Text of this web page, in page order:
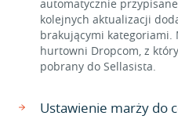
automatycznie
kolejnych aktualizacji
brakującymi kategoriami.
hurtowni Dropcom, z
pobrany do Sellasista.
Ustawienie marży do